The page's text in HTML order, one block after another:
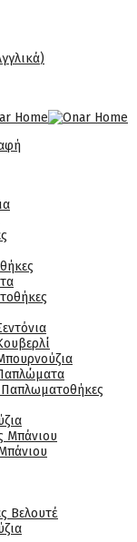
)
Παπλωματοθήκες
Μπάνιου
Βελουτέ